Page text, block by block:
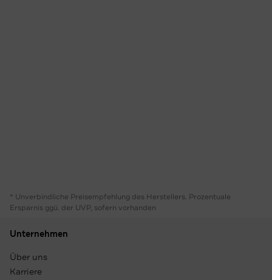
* Unverbindliche Preisempfehlung des Herstellers. Prozentuale
Ersparnis ggü. der UVP, sofern vorhanden
Unternehmen
Über uns
Karriere